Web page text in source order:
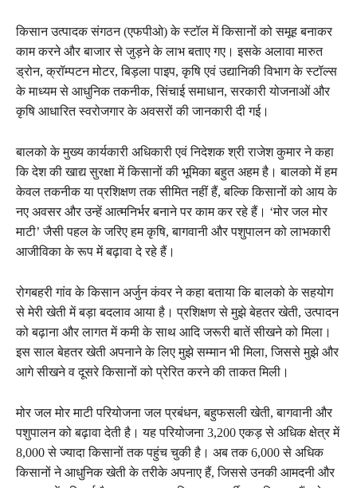
किसान उत्पादक संगठन (एफपीओ) के स्टॉल में किसानों को समूह बनाकर
काम करने और बाजार से जुड़ने के लाभ बताए गए। इसके अलावा मारुत
ड्रोन, क्रॉम्पटन मोटर, बिड़ला पाइप, कृषि एवं उद्यानिकी विभाग के स्टॉल्स
के माध्यम से आधुनिक तकनीक, सिंचाई समाधान, सरकारी योजनाओं और
कृषि आधारित स्वरोजगार के अवसरों की जानकारी दी गई।
बालको के मुख्य कार्यकारी अधिकारी एवं निदेशक श्री राजेश कुमार ने कहा
कि देश की खाद्य सुरक्षा में किसानों की भूमिका बहुत अहम है। बालको में हम
केवल तकनीक या प्रशिक्षण तक सीमित नहीं हैं, बल्कि किसानों को आय के
नए अवसर और उन्हें आत्मनिर्भर बनाने पर काम कर रहे हैं। ‘मोर जल मोर
माटी’ जैसी पहल के जरिए हम कृषि, बागवानी और पशुपालन को लाभकारी
आजीविका के रूप में बढ़ावा दे रहे हैं।
रोगबहरी गांव के किसान अर्जुन कंवर ने कहा बताया कि बालको के सहयोग
से मेरी खेती में बड़ा बदलाव आया है। प्रशिक्षण से मुझे बेहतर खेती, उत्पादन
को बढ़ाना और लागत में कमी के साथ आदि जरूरी बातें सीखने को मिला।
इस साल बेहतर खेती अपनाने के लिए मुझे सम्मान भी मिला, जिससे मुझे और
आगे सीखने व दूसरे किसानों को प्रेरित करने की ताकत मिली।
मोर जल मोर माटी परियोजना जल प्रबंधन, बहुफसली खेती, बागवानी और
पशुपालन को बढ़ावा देती है। यह परियोजना 3,200 एकड़ से अधिक क्षेत्र में
8,000 से ज्यादा किसानों तक पहुंच चुकी है। अब तक 6,000 से अधिक
किसानों ने आधुनिक खेती के तरीके अपनाए हैं, जिससे उनकी आमदनी और